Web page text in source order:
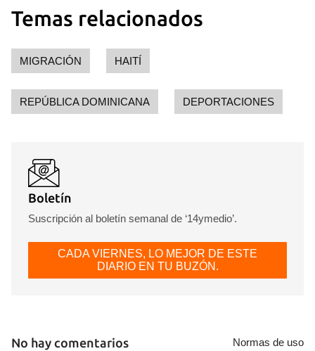
Para poder guardar como favorito, primero has de
iniciar sesión con tu cuenta de 14ymedio.
INICIAR SESIÓN
Temas relacionados
MIGRACIÓN HAITÍ
REPÚBLICA DOMINICANA DEPORTACIONES
Boletín
Suscripción al boletín semanal de ‘14ymedio’.
CADA VIERNES, LO MEJOR DE ESTE
DIARIO EN TU BUZÓN.
No hay comentarios Normas de uso